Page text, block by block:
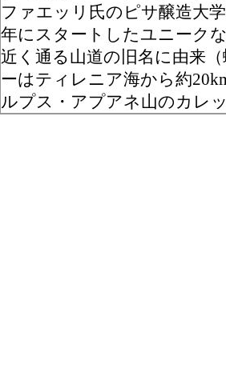
ファエッリ氏のピサ醸造大
年にスタートしたユニーク
近く通る山道の旧名に由来
ーはティレニア海から約
ルプス・アプアネ山のカレ